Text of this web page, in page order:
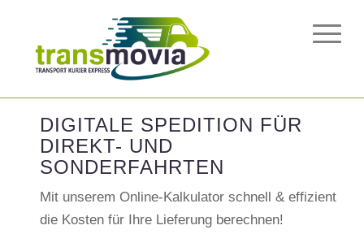
DIGITALE SPEDITION FÜR
DIREKT- UND
SONDERFAHRTEN
Mit unserem Online-Kalkulator schnell & effizient
die Kosten für Ihre Lieferung berechnen!